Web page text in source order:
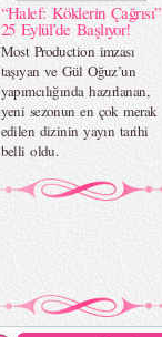
“Halef: Köklerin Çağrısı”
25 Eylül’de Başlıyor!
Most Production imzası
taşıyan ve Gül Oğuz’un
yapımcılığında hazırlanan,
yeni sezonun en çok merak
edilen dizinin yayın tarihi
belli oldu.